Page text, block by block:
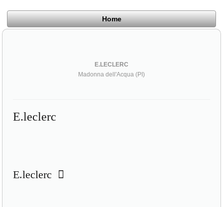
Home
E.LECLERC
Madonna dell'Acqua (PI)
E.leclerc
E.leclerc